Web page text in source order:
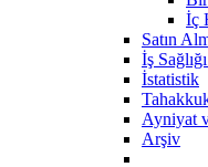
İç
Satın
İş
İstatistik
Ayniyat
Arşiv